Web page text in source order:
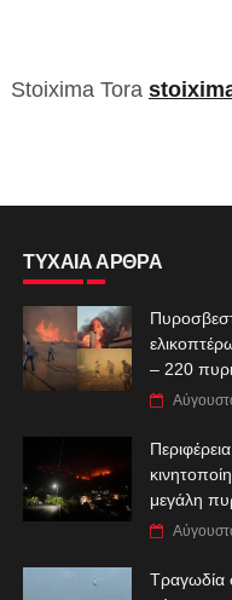
Stoixima Tora
ΤΥΧΑΙΑ ΑΡΘΡΑ
– 220
μεγάλη
Τραγωδία